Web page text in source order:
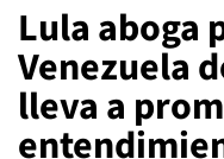
Lula aboga
Venezuela
lleva a